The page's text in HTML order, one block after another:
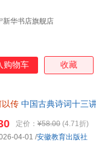
新华书店旗舰店
购物车 收藏
以传 中国古典诗词十三
定价： ¥58.00 (4.71折)
04-01 /安徽教育出版社